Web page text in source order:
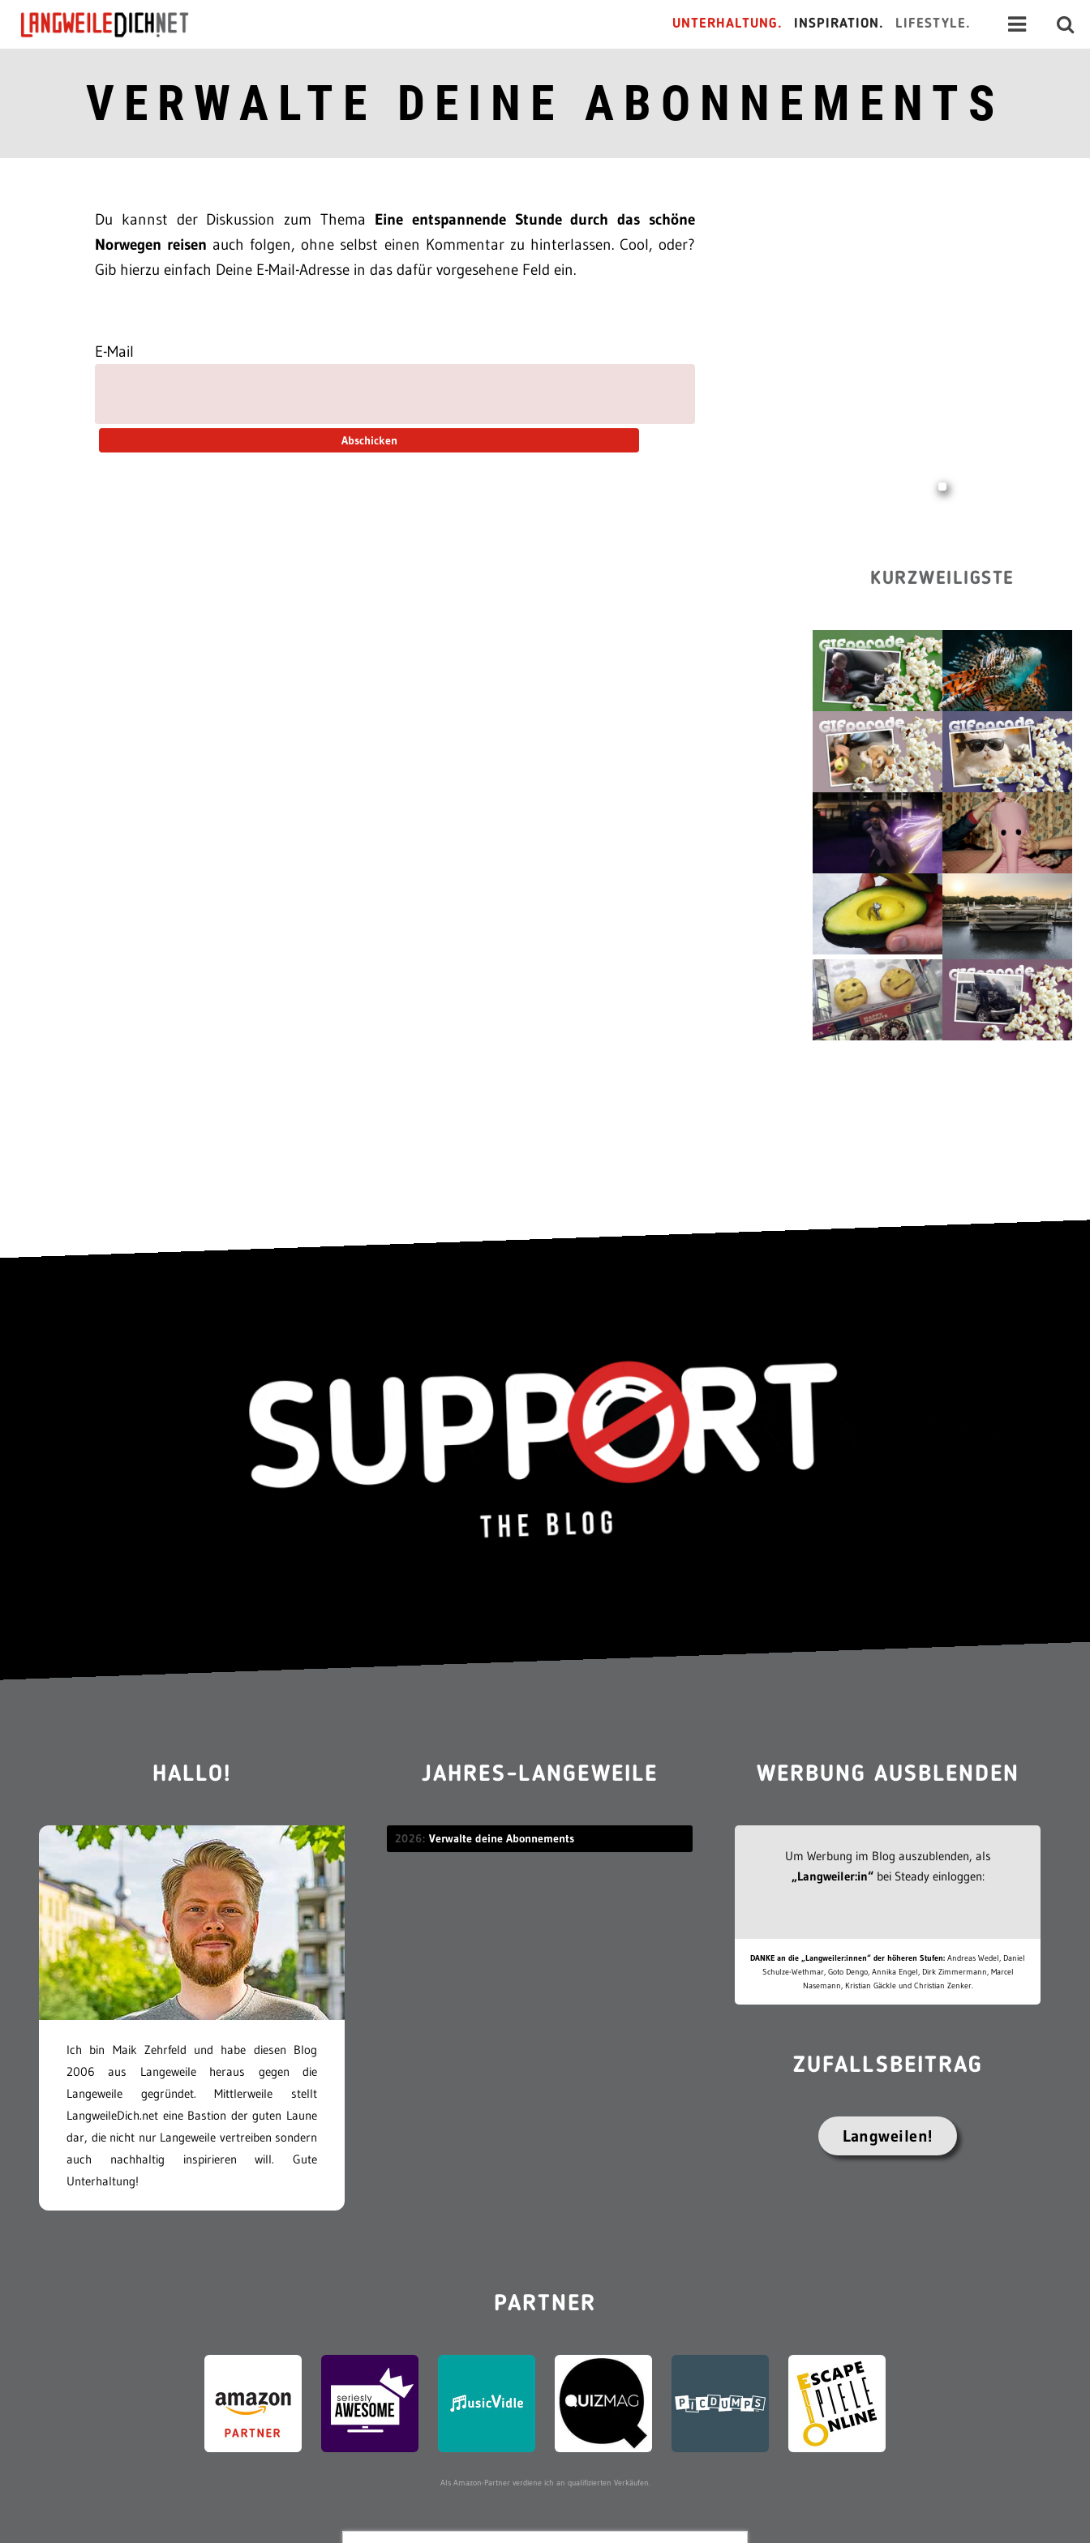
UNTERHALTUNG. INSPIRATION. LIFESTYLE.
VERWALTE DEINE ABONNEMENTS
Du kannst der Diskussion zum Thema Eine entspannende Stunde durch das schöne
Norwegen reisen auch folgen, ohne selbst einen Kommentar zu hinterlassen. Cool, oder?
Gib hierzu einfach Deine E-Mail-Adresse in das dafür vorgesehene Feld ein.
E-Mail
KURZWEILIGSTE
HALLO!
Ich bin Maik Zehrfeld und habe diesen Blog
2006 aus Langeweile heraus gegen die
Langeweile gegründet. Mittlerweile stellt
LangweileDich.net eine Bastion der guten Laune
dar, die nicht nur Langeweile vertreiben sondern
auch nachhaltig inspirieren will. Gute
Unterhaltung!
JAHRES-LANGEWEILE
2026 Verwalte deine Abonnements
WERBUNG AUSBLENDEN
Um Werbung im Blog auszublenden, als
„Langweiler:in“bei Steady einloggen:
DANKE an die „Langweiler:innen“ der höheren Stufen: Andreas Wedel, Daniel
Schulze-Wethmar, Goto Dengo, Annika Engel, Dirk Zimmermann, Marcel
Nasemann, Kristian Gäckle und Christian Zenker.
ZUFALLSBEITRAG
Langweilen!
PARTNER
Als Amazon-Partner verdiene ich an qualifizierten Verkäufen.